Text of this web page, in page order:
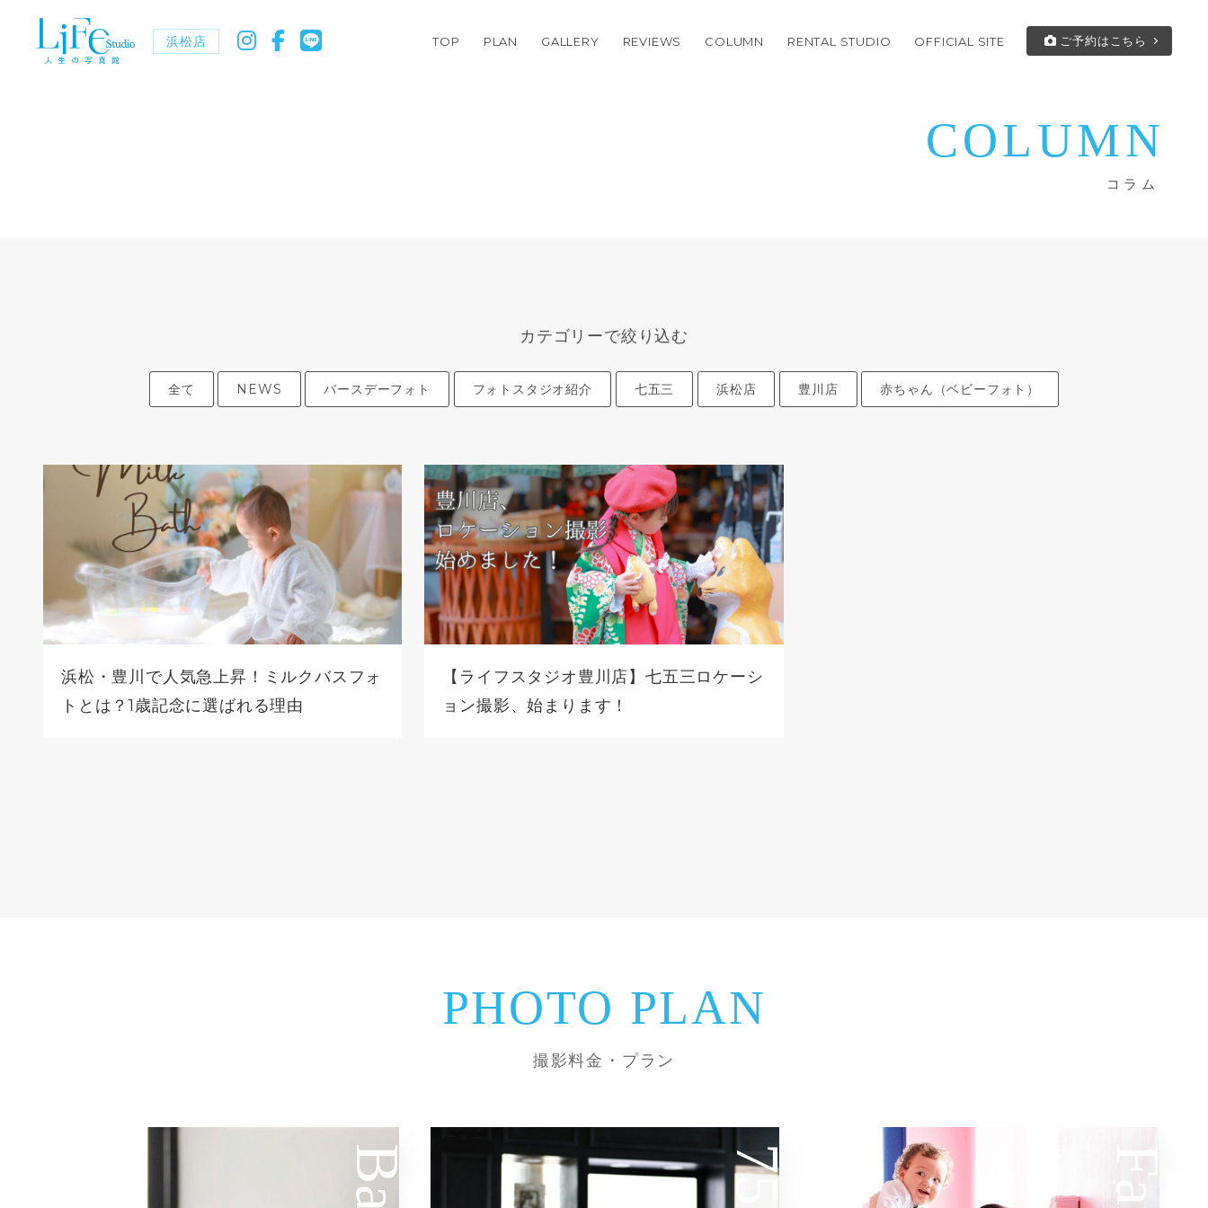
浜松店 TOP PLAN GALLERY REVIEWS COLUMN RENTAL STUDIO OFFICIAL SITE ご予約はこちら
COLUMN
コラム
カテゴリーで絞り込む
全て NEWS バースデーフォト フォトスタジオ紹介 七五三 浜松店 豊川店 赤ちゃん（ベビーフォト）
浜松・豊川で人気急上昇！ミルクバスフォ
トとは？1歳記念に選ばれる理由
【ライフスタジオ豊川店】七五三ロケーシ
ョン撮影、始まります！
PHOTO PLAN
撮影料金・プラン